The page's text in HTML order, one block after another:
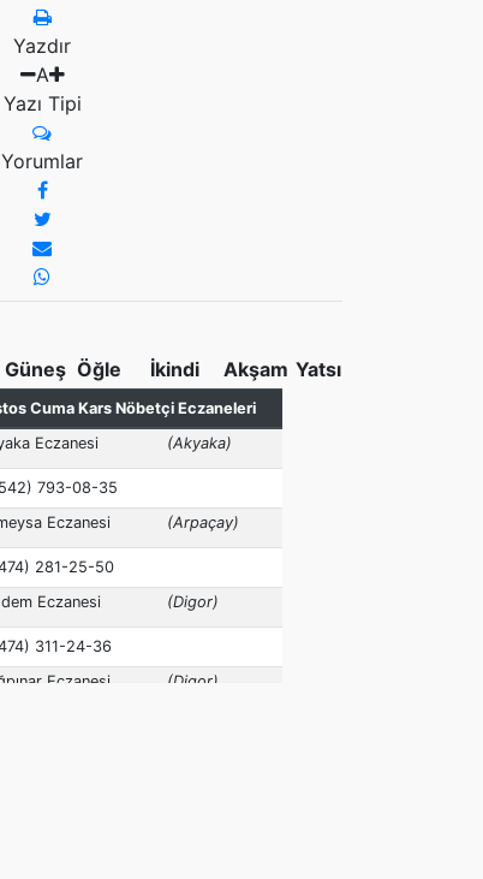
Yazdır
A
Yazı Tipi
Yorumlar
Güneş Öğle İkindi Akşam Yatsı